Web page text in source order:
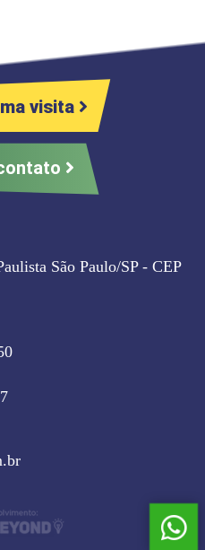
visita
São Paulo/SP - CEP